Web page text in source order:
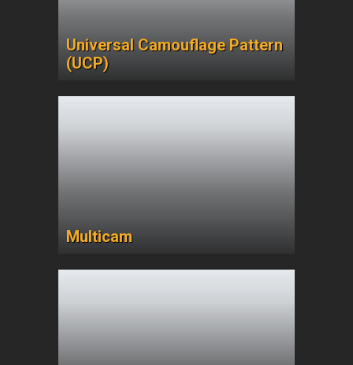
Universal Camouflage Pattern
(UCP)
Multicam